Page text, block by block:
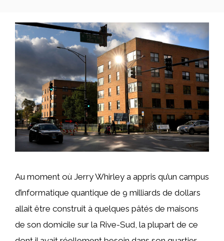
Au moment où Jerry Whirley a appris qu’un campus
d’informatique quantique de 9 milliards de dollars
allait être construit à quelques pâtés de maisons
de son domicile sur la Rive-Sud, la plupart de ce